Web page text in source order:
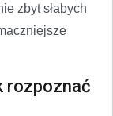
zbyt słabych
rozpoznać